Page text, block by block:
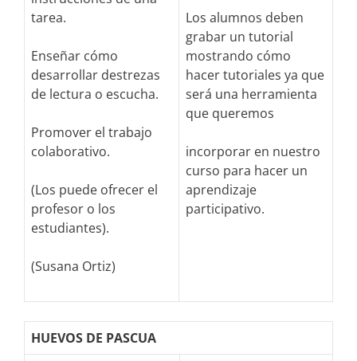
tarea.
Enseñar cómo
desarrollar destrezas
de lectura o escucha.
Promover el trabajo
colaborativo.
(Los puede ofrecer el
profesor o los
estudiantes).
(Susana Ortiz)
Los alumnos deben
grabar un tutorial
mostrando cómo
hacer tutoriales ya que
será una herramienta
que queremos
incorporar en nuestro
curso para hacer un
aprendizaje
participativo.
HUEVOS DE PASCUA